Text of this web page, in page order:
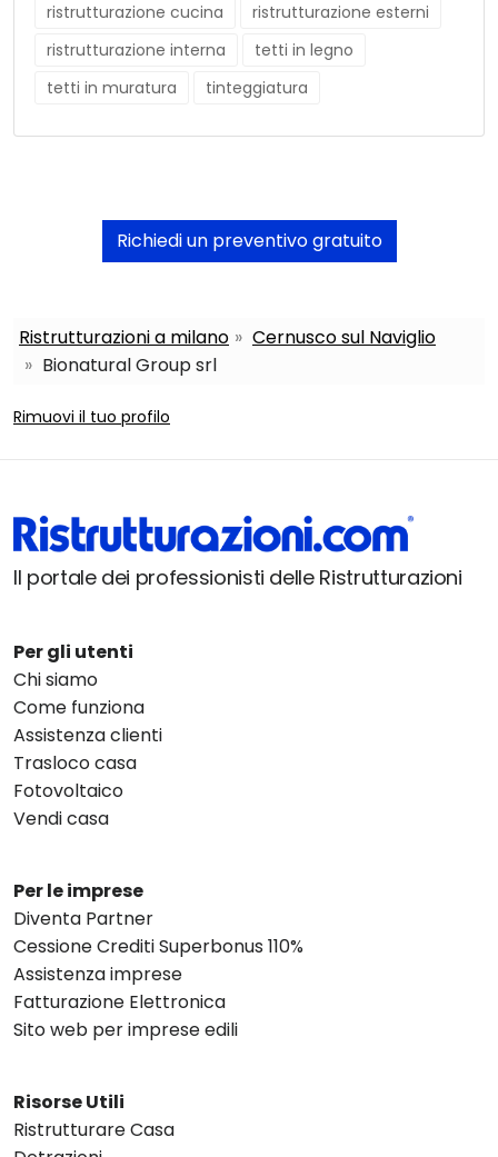
ristrutturazione cucina
ristrutturazione esterni
ristrutturazione interna
tetti in legno
tetti in muratura
tinteggiatura
Richiedi un preventivo gratuito
Ristrutturazioni a milano
Cernusco sul Naviglio
Bionatural Group srl
Rimuovi il tuo profilo
Il portale dei professionisti delle Ristrutturazioni
Per gli utenti
Chi siamo
Come funziona
Assistenza clienti
Trasloco casa
Fotovoltaico
Vendi casa
Per le imprese
Diventa Partner
Cessione Crediti Superbonus 110%
Assistenza imprese
Fatturazione Elettronica
Sito web per imprese edili
Risorse Utili
Ristrutturare Casa